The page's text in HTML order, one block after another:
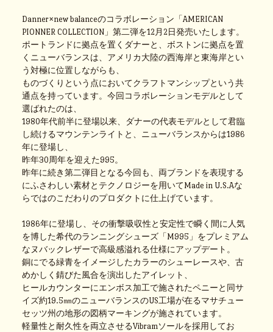
Danner×new balanceのコラボレーション「AMERICAN
PIONNER COLLECTION」第二弾を12月2日発売いたします。
ポートランドに拠点を置くダナーと、ボストンに拠点を置
くニューバランスは、アメリカ大陸の西海岸と東海岸とい
う対極に位置しながらも、
ものづくりという点においてクラフトマンシップという共
通点を持っています。今回コラボレーションモデルとして
選ばれたのは、
1980年代前半に登場以来、ダナーの代表モデルとして君臨
し続けるマウンテンライトと、ニューバランスからは1986
年に登場し、
昨年30周年を迎えた995。
昨年に続き第二弾目となる今回も、両ブランドを表現する
にふさわしい素材とテクノロジーを用いてMade in U.S.Aな
らではのこだわりのプロダクトに仕上げています。
1986年に登場し、その衝撃吸収性と安定性で瞬く間に人気
を博した希代のランニングシューズ「M995」をプレミアム
なヌバックレザーで高級感溢れる仕様にアップデート。
銅にでる緑青をイメージしたカラーのシューレースや、古
めかしく錆びた風合を演出したアイレット、
ヒールカウンターにエンボス加工で施されたペニーと同サ
イズ約19.5㎜のニューバランスのUS工場が在るマサチュー
セッツ州の地形の図柄マーキングが施されています。
軽量性と耐久性を両立させるVibramソールを採用してお